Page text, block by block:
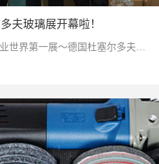
夫玻璃展开幕啦！
2018年10月23日～26日，玻璃工业世界第一展～德国杜塞尔多夫玻璃展开幕啦！祝展会圆满成功！也祝愿所有千里迢迢前来参展的中国展团取得佳绩！天津优尔玻璃科技有限公司～11A76-1